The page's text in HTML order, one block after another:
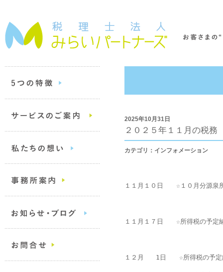
2025年10月31日
２０２５年１１月の税務
カテゴリ：インフォメーション